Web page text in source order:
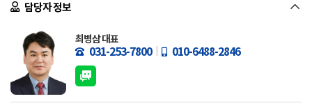
담당자 정보
최병삼 대표
031-253-7800 010-6488-2846